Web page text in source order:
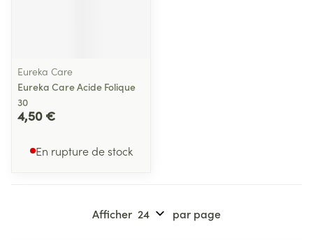
Eureka Care
Eureka Care Acide Folique
30
4,50 €
En rupture de stock
Afficher par page